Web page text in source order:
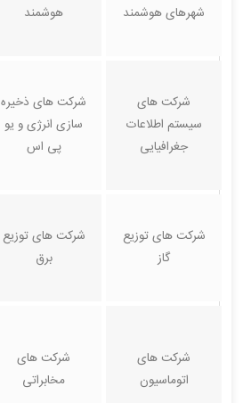
شهرهای هوشمند
هوشمند
شرکت های
سیستم اطلاعات
جغرافیایی
شرکت های ذخیره
سازی انرژی و یو
پی اس
شرکت های توزیع
گاز
شرکت های توزیع
برق
شرکت های
اتوماسیون
شرکت های
مخابراتی